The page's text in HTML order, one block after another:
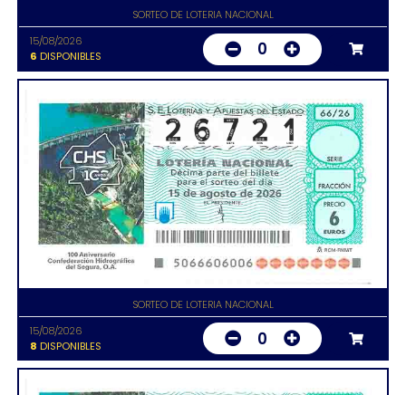
SORTEO DE LOTERIA NACIONAL
15/08/2026
6 DISPONIBLES 0
SORTEO DE LOTERIA NACIONAL
15/08/2026
8 DISPONIBLES 0